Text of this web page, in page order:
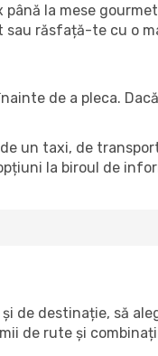
la mese
răsfață-te cu o
de a pleca.
un taxi, de
la biroul de
de destinație, să
de rute și